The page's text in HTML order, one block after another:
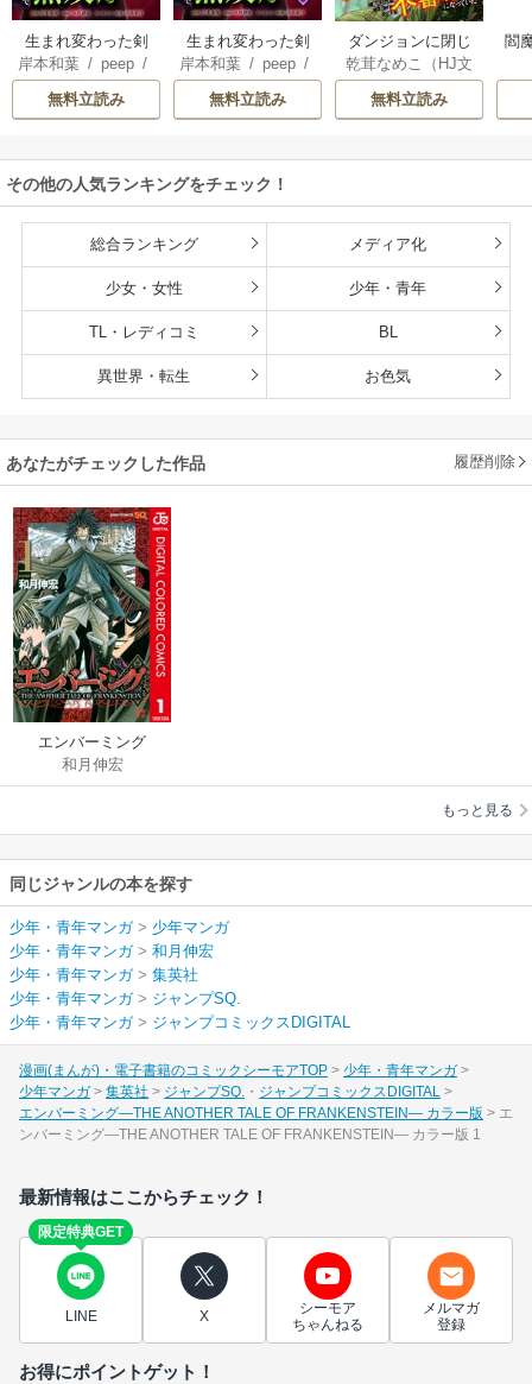
生まれ変わった剣
聖、剣士が冷遇さ
れる魔術至上主義
の学園で無双する
岸本和葉/ peep/
染野静也 /
/taskey STUDI
無料立読み
生まれ変わった剣
聖、剣士が冷遇さ
れる魔術至上主義
の学園で無双する
岸本和葉/ peep/
染野静也 /
/taskey STUDI
無料立読み
ダンジョンに閉じ
込められて25年。
救出されたときに
は立派な不審者に
版】
乾茸なめこ（HJ文
庫／ホビージャパ
ン刊）/御手洗太
無料立読み
閻
その他の人気ランキングをチェック！
総合ランキング メディア化
少女・女性 少年・青年
TL・レディコミ BL
異世界・転生 お色気
あなたがチェックした作品 履歴削除
エンバーミング
―THE ANOTHER
TALE OF
カラー版
和月伸宏
もっと見る
同じジャンルの本を探す
少年・青年マンガ> 少年マンガ
少年・青年マンガ> 和月伸宏
少年・青年マンガ> 集英社
少年・青年マンガ> ジャンプSQ.
少年・青年マンガ> ジャンプコミックスDIGITAL
漫画(まんが)・電子書籍のコミックシーモアTOP
少年・青年マンガ
少年マンガ
集英社 ジャンプSQ.
ジャンプコミックスDIGITAL
エンバーミング―THE ANOTHER TALE OF FRANKENSTEIN― カラー版
エ
ンバーミング―THE ANOTHER TALE OF FRANKENSTEIN― カラー版 1
最新情報はここからチェック！
限定特典GET
LINE X
シーモア
ちゃんねる
メルマガ
登録
お得にポイントゲット！